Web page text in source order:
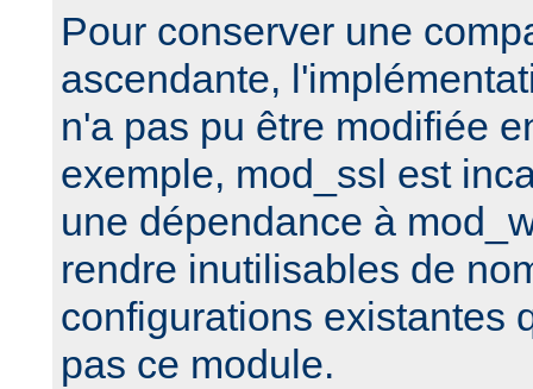
Pour conserver une
ascendante,
n'a pas pu être modifiée
exemple, mod_ssl est
une dépendance à
rendre inutilisables de
configurations existantes
pas ce module.